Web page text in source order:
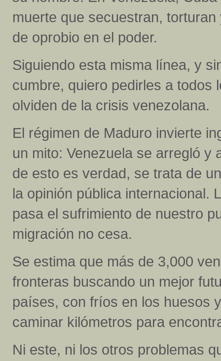
muerte que secuestran,
de oprobio en el poder.
Siguiendo esta misma línea, y
cumbre, quiero pedirles a todos
olviden de la crisis venezolana.
El régimen de Maduro invierte
un mito: Venezuela se arregló y
de esto es verdad, se trata de
la opinión pública internacional.
pasa el sufrimiento de nuestro
migración no cesa.
Se estima que más de 3,000
fronteras buscando un mejor
países, con fríos en los huesos
caminar kilómetros para
Ni este, ni los otros problemas